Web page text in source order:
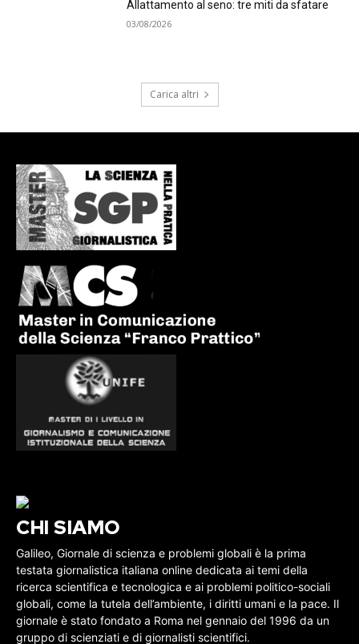
Allattamento al seno: tre miti da sfatare
03/08/2026
Carica altri
CHI SIAMO
Galileo, Giornale di scienza e problemi globali è la prima
testata giornalistica italiana online dedicata ai temi della
ricerca scientifica e tecnologica e ai problemi politico-sociali
globali, come la tutela dell’ambiente, i diritti umani e la pace. Il
giornale è stato fondato a Roma nel gennaio del 1996 da un
gruppo di scienziati e di giornalisti scientifici.